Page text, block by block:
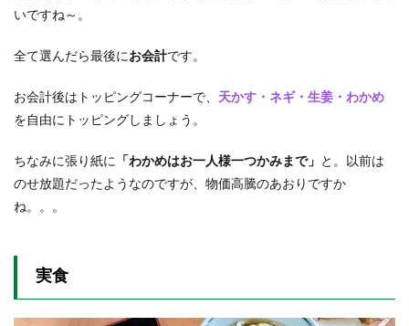
いですね～。
全て選んだら最後にお会計です。
お会計後はトッピングコーナーで、 天かす・ネギ・生姜・わかめ
を自由にトッピングしましょう。
ちなみに張り紙に 「わかめはお一人様一つかみまで」
と。以前は
のせ放題だったようなのですが、物価高騰のあおりですか
ね。。。
実食